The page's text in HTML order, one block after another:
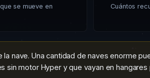
se mueve en
Cuántos
nave. Una cantidad de naves enorme
sin motor Hyper y que vayan en